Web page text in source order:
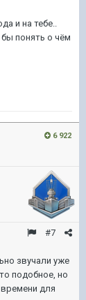
и на тебе..
понять о чём
6 922
#7
звучали уже
подобное, но
для